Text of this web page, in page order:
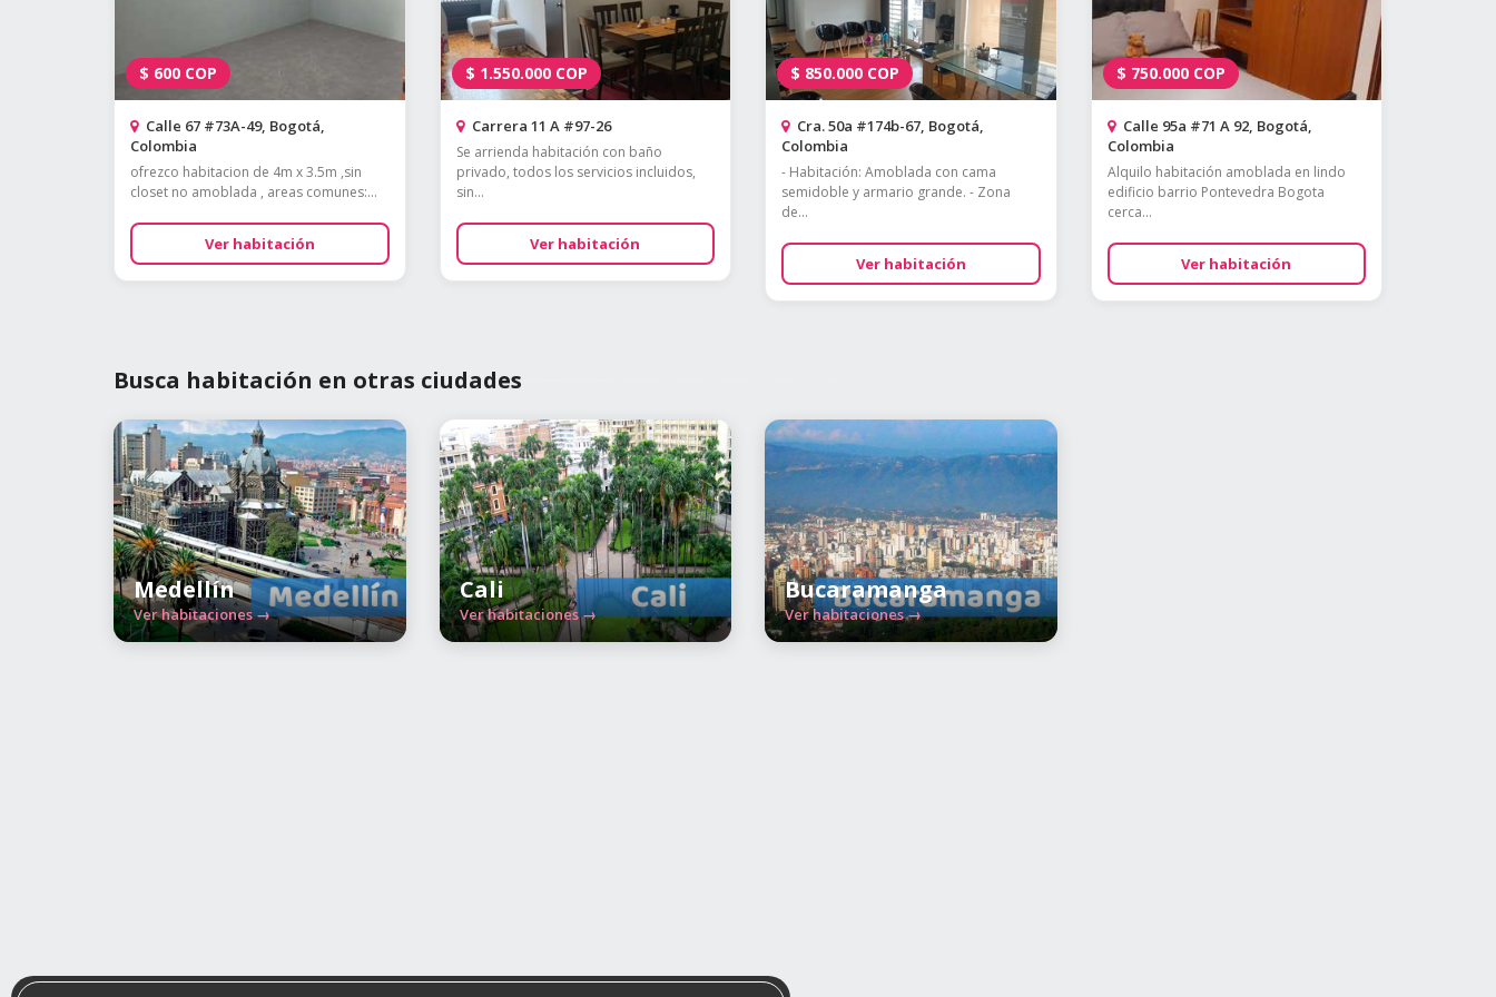
$ 600 COP
Calle 67 #73A-49, Bogotá,
Colombia
ofrezco habitacion de 4m x 3.5m ,sin
closet no amoblada , areas comunes:...
Ver habitación
$ 1.550.000 COP
Carrera 11 A #97-26
Se arrienda habitación con baño
privado, todos los servicios incluidos,
sin...
Ver habitación
$ 850.000 COP
Cra. 50a #174b-67, Bogotá,
Colombia
- Habitación: Amoblada con cama
semidoble y armario grande. - Zona
de...
Ver habitación
$ 750.000 COP
Calle 95a #71 A 92, Bogotá,
Colombia
Alquilo habitación amoblada en lindo
edificio barrio Pontevedra Bogota
cerca...
Ver habitación
Busca habitación en otras ciudades
Medellín
Ver habitaciones →
Cali
Ver habitaciones →
Bucaramanga
Ver habitaciones →